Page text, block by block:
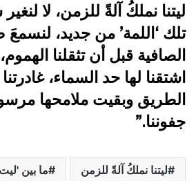
ليتنا نملكُ آلةً للزمن، لا
تلك ‘اللمة’ من جديد،
الصافية قبل أن تثقلنا
اشتقنا لها حد السماء،
الطريق وبقيت ملامحها
جفوننا.”
ليتنا نملكُ آلةً للزمن ما بين